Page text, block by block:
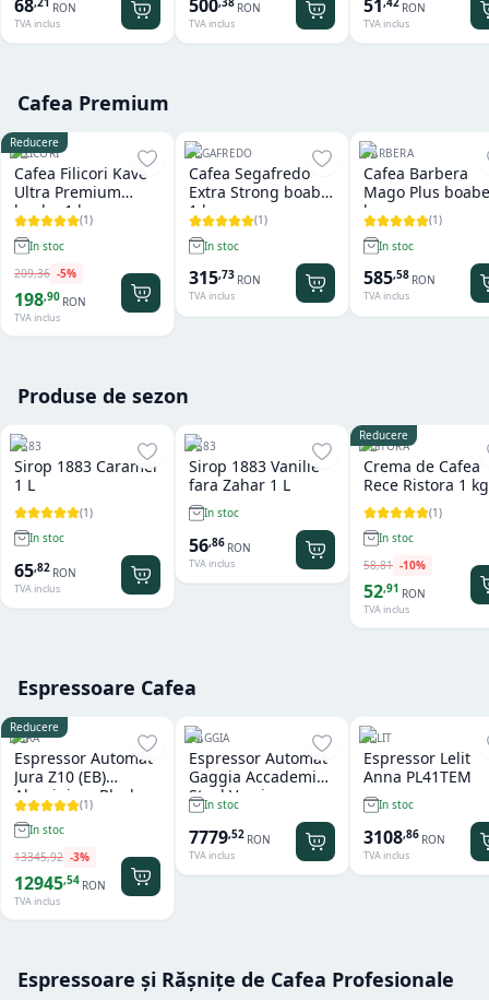
68 RON
TVA inclus
500 RON
TVA inclus
51 RON
TVA inclus
Cafea Premium
Reducere
FILICORI
Cafea Filicori Kave
Ultra Premium
boabe 1 kg
(1)
In stoc
209,36 -5%
198,90 RON
TVA inclus
SEGAFREDO
Cafea Segafredo
Extra Strong boabe
1 kg
(1)
In stoc
315,73 RON
TVA inclus
BARBERA
Cafea Barbera
Mago Plus
kg
(1)
In stoc
585,58 RON
TVA inclus
Produse de sezon
1883
Sirop 1883 Caramel
1 L
(1)
In stoc
65,82 RON
TVA inclus
1883
Sirop 1883 Vanilie
fara Zahar 1 L
In stoc
56,86 RON
TVA inclus
Reducere
RISTORA
Crema de Cafea
Rece Ristora 1 kg
(1)
In stoc
58,81 -10%
52,91 RON
TVA inclus
Espressoare Cafea
Reducere
JURA
Espressor Automat
Jura Z10 (EB)
Aluminium Black
(1)
In stoc
13345,92 -3%
12945,54 RON
TVA inclus
GAGGIA
Espressor Automat
Gaggia Accademia
Steel Version
In stoc
7779,52 RON
TVA inclus
LELIT
Espressor Lelit
Anna PL41TEM
In stoc
3108,86 RON
TVA inclus
Espressoare și Rășnițe de Cafea Profesionale